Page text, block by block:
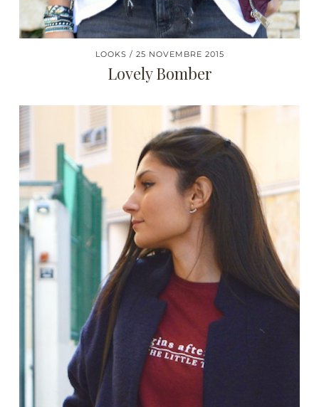
LOOKS 25 NOVEMBRE 2015
Lovely Bomber